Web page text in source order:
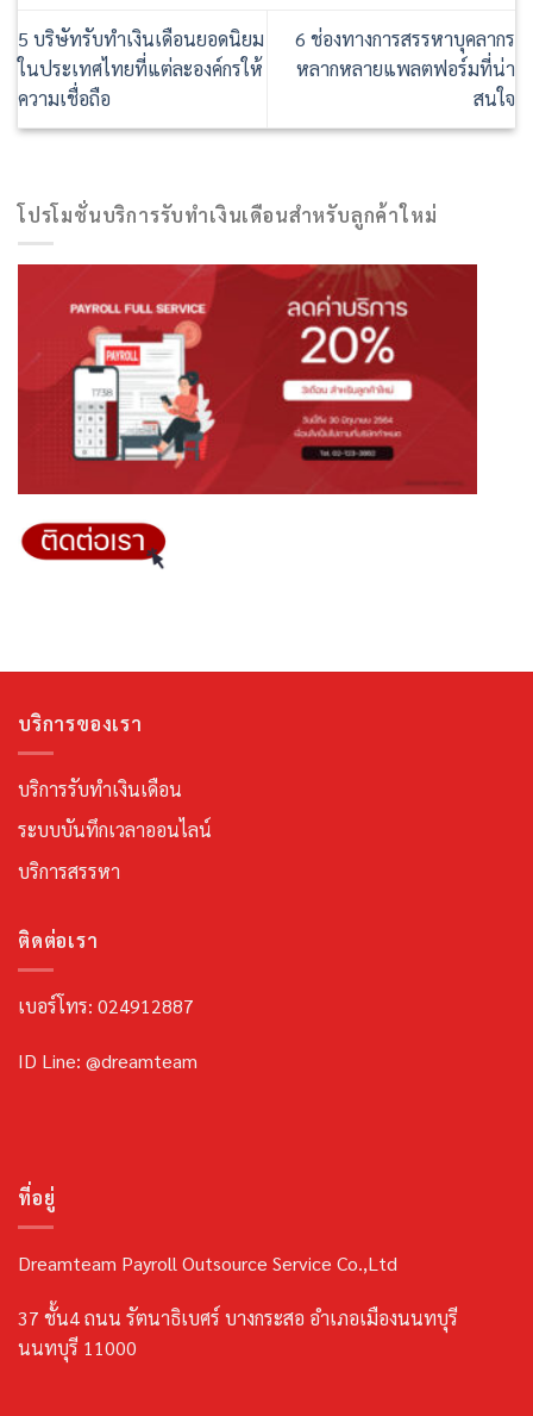
5 บริษัทรับทำเงินเดือนยอดนิยม
ในประเทศไทยที่แต่ละองค์กรให้
ความเชื่อถือ
6 ช่องทางการสรรหาบุคลากร
หลากหลายแพลตฟอร์มที่น่า
สนใจ
โปรโมชั่นบริการรับทำเงินเดือนสำหรับลูกค้าใหม่
บริการของเรา
บริการรับทำเงินเดือน
ระบบบันทึกเวลาออนไลน์
บริการสรรหา
ติดต่อเรา
เบอร์โทร: 024912887
ID Line: @dreamteam
ที่อยู่
Dreamteam Payroll Outsource Service Co.,Ltd
37 ชั้น4 ถนน รัตนาธิเบศร์ บางกระสอ อำเภอเมืองนนทบุรี
นนทบุรี 11000